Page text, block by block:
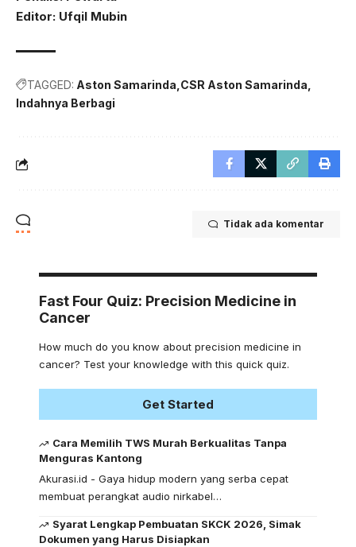
Editor: Ufqil Mubin
TAGGED: Aston Samarinda CSR Aston Samarinda
Indahnya Berbagi
Tidak ada komentar
Fast Four Quiz: Precision Medicine in
Cancer
How much do you know about precision medicine in
cancer? Test your knowledge with this quick quiz.
Get Started
Cara Memilih TWS Murah Berkualitas Tanpa
Menguras Kantong
Akurasi.id - Gaya hidup modern yang serba cepat
membuat perangkat audio nirkabel…
Syarat Lengkap Pembuatan SKCK 2026, Simak
Dokumen yang Harus Disiapkan